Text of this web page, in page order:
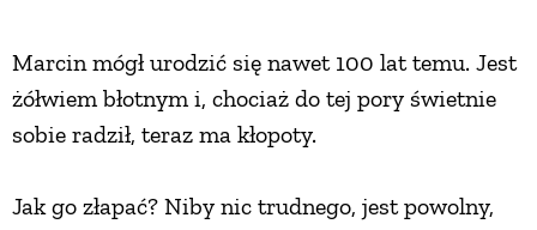
Marcin mógł urodzić się nawet 100 lat temu. Jest
żółwiem błotnym i, chociaż do tej pory świetnie
sobie radził, teraz ma kłopoty.
Jak go złapać? Niby nic trudnego, jest powolny,